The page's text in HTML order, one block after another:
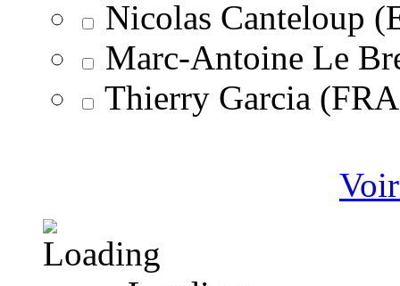
Nicolas Canteloup
Marc-Antoine Le
Thierry Garcia